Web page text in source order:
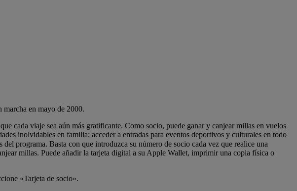
marcha en mayo de 2000.
cada viaje sea aún más gratificante. Como socio, puede ganar y canjear millas en vuelos
inolvidables en familia; acceder a entradas para eventos deportivos y culturales en todo
programa. Basta con que introduzca su número de socio cada vez que realice una
millas. Puede añadir la tarjeta digital a su Apple Wallet, imprimir una copia física o
«Tarjeta de socio».